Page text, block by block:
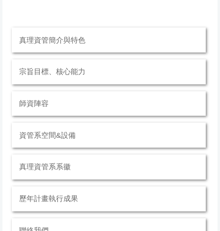
真理資管簡介與特色
宗旨目標、核心能力
師資陣容
資管系空間&設備
真理資管系系徽
歷年計畫執行成果